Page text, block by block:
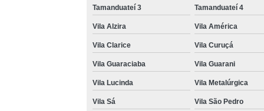
Tamanduateí 3 Tamanduateí 4
Vila Alzira Vila América
Vila Clarice Vila Curuçá
Vila Guaraciaba Vila Guarani
Vila Lucinda Vila Metalúrgica
Vila Sá Vila São Pedro